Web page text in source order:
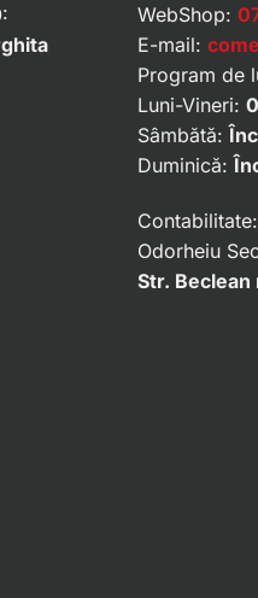
WebShop:
E-mail:
Program de
Luni-Vineri:
Sâmbătă:
Duminică:
Contabilitate:
Odorheiu
Str. Beclean